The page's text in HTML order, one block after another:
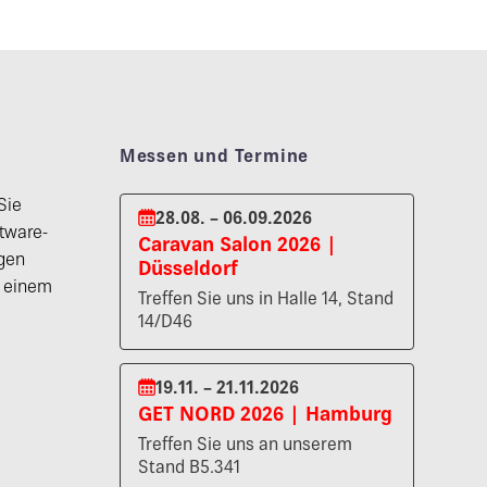
Messen und Termine
28.08. – 06.09.2026
Caravan Salon 2026 |
Düsseldorf
Treffen Sie uns in Halle 14, Stand
14/D46
19.11. – 21.11.2026
GET NORD 2026 | Hamburg
Treffen Sie uns an unserem
Stand B5.341